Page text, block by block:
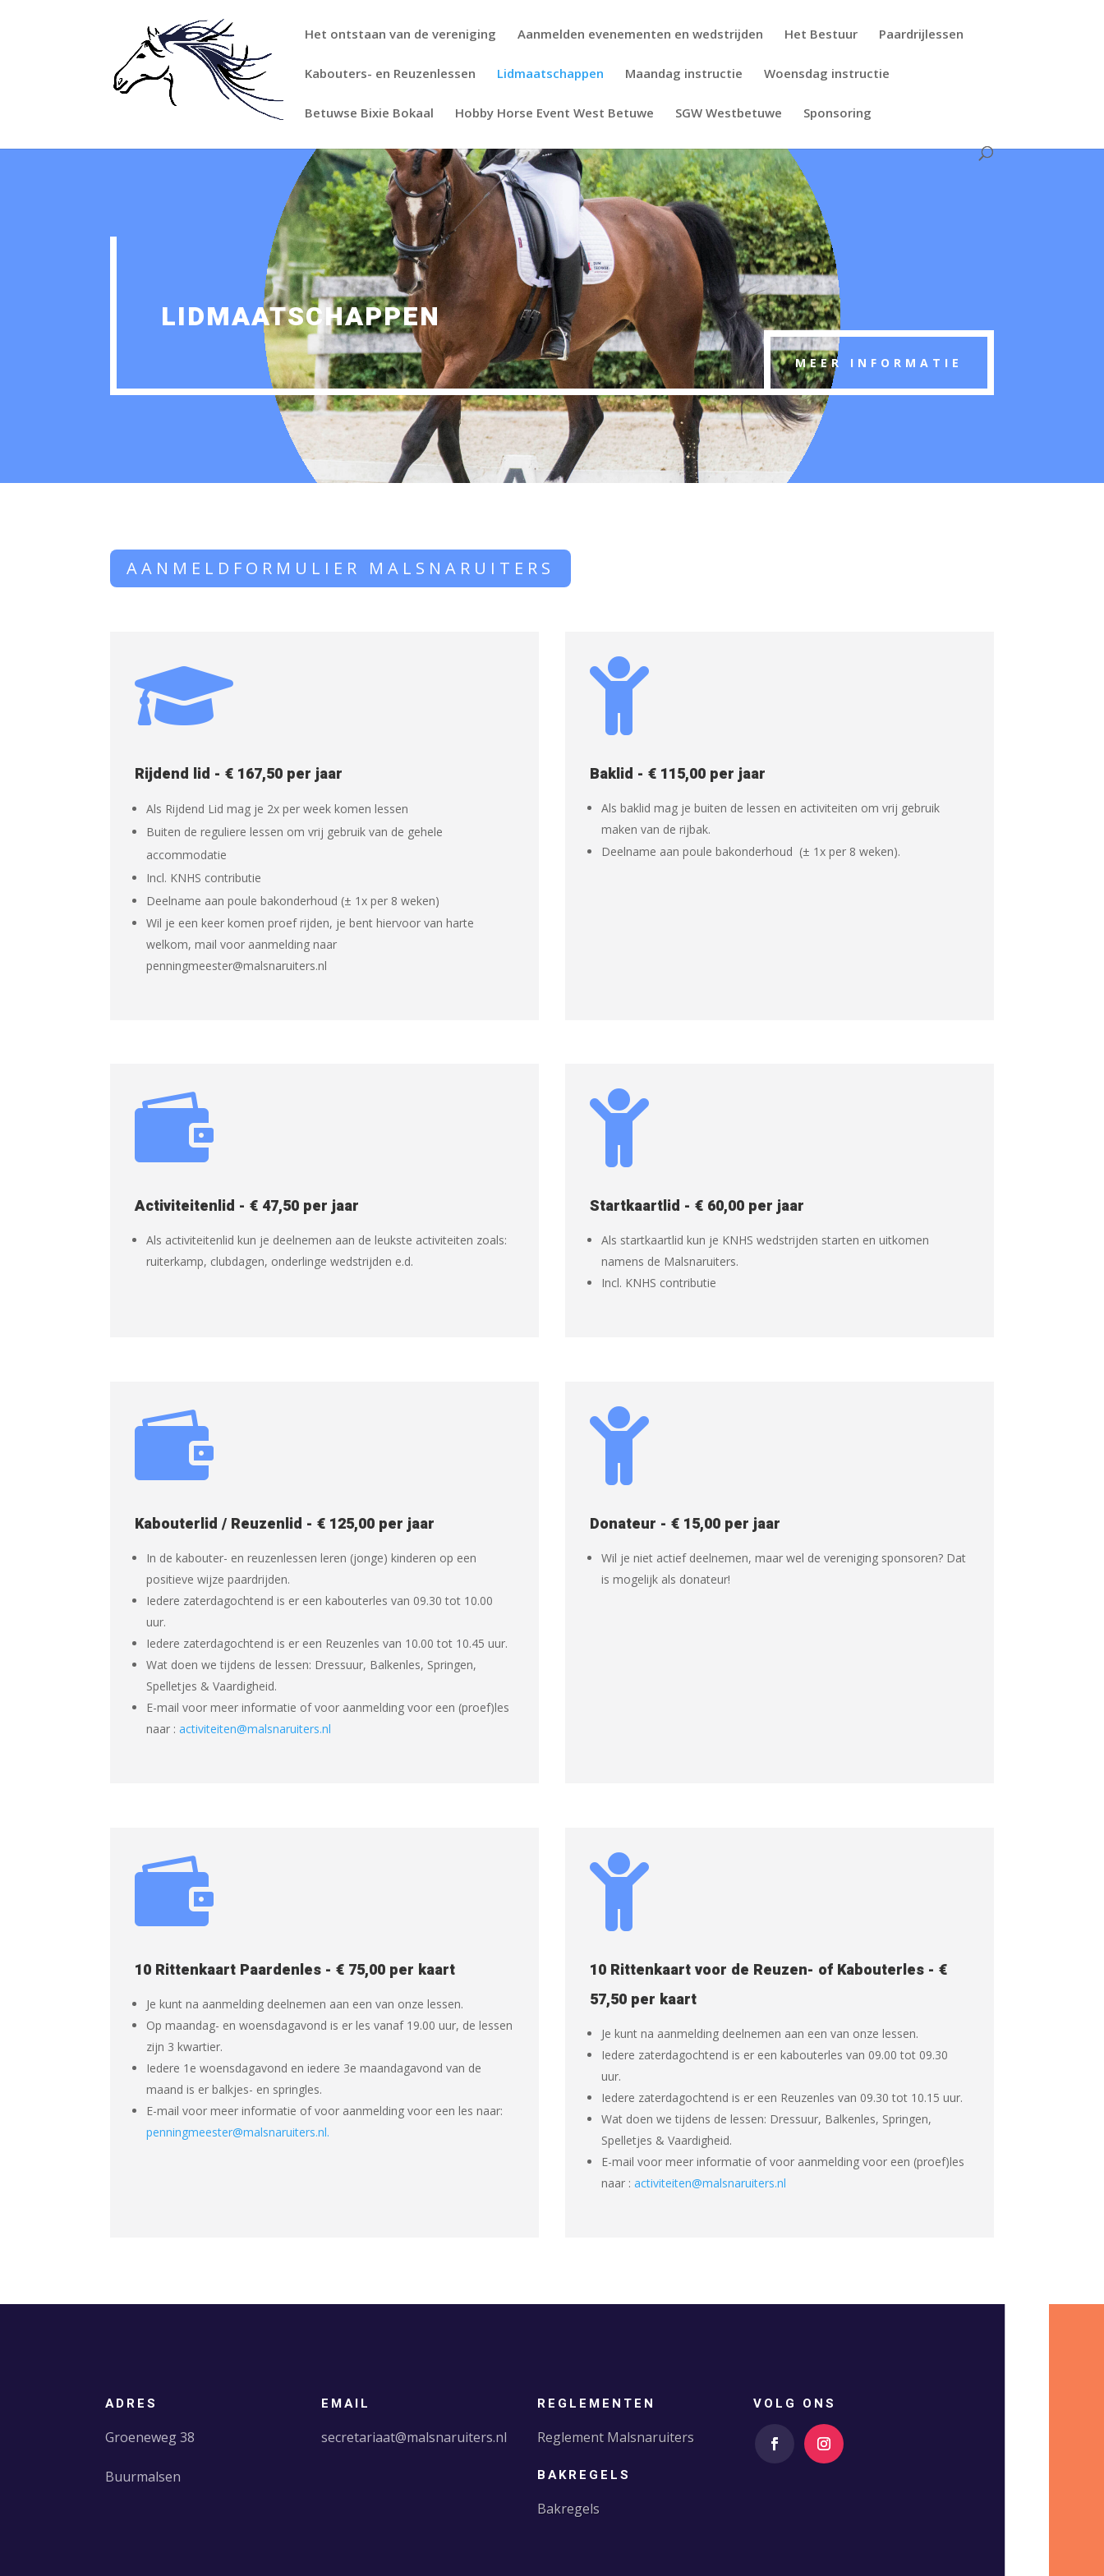
Het ontstaan van de vereniging Aanmelden evenementen en wedstrijden Het Bestuur Paardrijlessen
Kabouters- en Reuzenlessen Lidmaatschappen Maandag instructie Woensdag instructie
Betuwse Bixie Bokaal Hobby Horse Event West Betuwe SGW Westbetuwe Sponsoring
LIDMAATSCHAPPEN
MEER INFORMATIE
AANMELDFORMULIER MALSNARUITERS

Rijdend lid - € 167,50 per jaar
Als Rijdend Lid mag je 2x per week komen lessen
Buiten de reguliere lessen om vrij gebruik van de gehele
accommodatie
Incl. KNHS contributie
Deelname aan poule bakonderhoud (± 1x per 8 weken)
Wil je een keer komen proef rijden, je bent hiervoor van harte
welkom, mail voor aanmelding naar
penningmeester@malsnaruiters.nl

Baklid - € 115,00 per jaar
Als baklid mag je buiten de lessen en activiteiten om vrij gebruik
maken van de rijbak.
Deelname aan poule bakonderhoud (± 1x per 8 weken).

Activiteitenlid - € 47,50 per jaar
Als activiteitenlid kun je deelnemen aan de leukste activiteiten zoals:
ruiterkamp, clubdagen, onderlinge wedstrijden e.d.

Startkaartlid - € 60,00 per jaar
Als startkaartlid kun je KNHS wedstrijden starten en uitkomen
namens de Malsnaruiters.
Incl. KNHS contributie

Kabouterlid / Reuzenlid - € 125,00 per jaar
In de kabouter- en reuzenlessen leren (jonge) kinderen op een
positieve wijze paardrijden.
Iedere zaterdagochtend is er een kabouterles van 09.30 tot 10.00
uur.
Iedere zaterdagochtend is er een Reuzenles van 10.00 tot 10.45 uur.
Wat doen we tijdens de lessen: Dressuur, Balkenles, Springen,
Spelletjes & Vaardigheid.
E-mail voor meer informatie of voor aanmelding voor een (proef)les
naar :activiteiten@malsnaruiters.nl

Donateur - € 15,00 per jaar
Wil je niet actief deelnemen, maar wel de vereniging sponsoren? Dat
is mogelijk als donateur!

10 Rittenkaart Paardenles - € 75,00 per kaart
Je kunt na aanmelding deelnemen aan een van onze lessen.
Op maandag- en woensdagavond is er les vanaf 19.00 uur, de lessen
zijn 3 kwartier.
Iedere 1e woensdagavond en iedere 3e maandagavond van de
maand is er balkjes- en springles.
E-mail voor meer informatie of voor aanmelding voor een les naar:
penningmeester@malsnaruiters.nl.

10 Rittenkaart voor de Reuzen- of Kabouterles - €
57,50 per kaart
Je kunt na aanmelding deelnemen aan een van onze lessen.
Iedere zaterdagochtend is er een kabouterles van 09.00 tot 09.30
uur.
Iedere zaterdagochtend is er een Reuzenles van 09.30 tot 10.15 uur.
Wat doen we tijdens de lessen: Dressuur, Balkenles, Springen,
Spelletjes & Vaardigheid.
E-mail voor meer informatie of voor aanmelding voor een (proef)les
naar :activiteiten@malsnaruiters.nl
ADRES
Groeneweg 38
Buurmalsen
EMAIL
secretariaat@malsnaruiters.nl
REGLEMENTEN
Reglement Malsnaruiters
BAKREGELS
Bakregels
VOLG ONS